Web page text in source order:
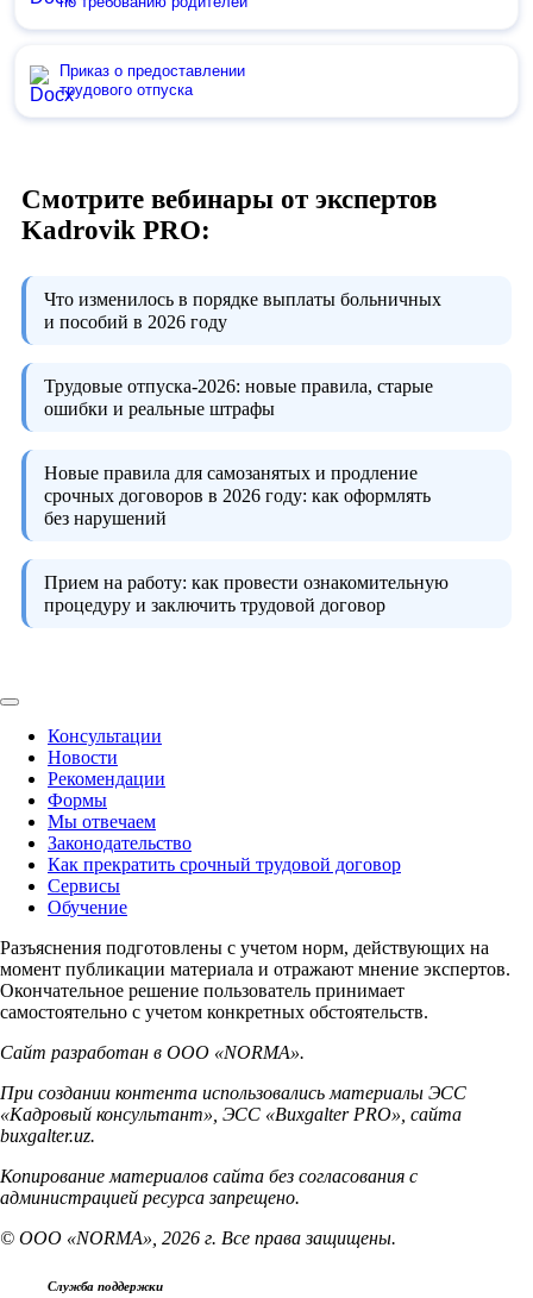
Приказ о предоставлении
трудового отпуска
Смотрите вебинары от экспертов
Kadrovik PRO:
Что изменилось в порядке выплаты больничных
и пособий в 2026 году
Трудовые отпуска-2026: новые правила, старые
ошибки и реальные штрафы
Новые правила для самозанятых и продление
срочных договоров в 2026 году: как оформлять
без нарушений
Прием на работу: как провести ознакомительную
процедуру и заключить трудовой договор
Консультации
Новости
Рекомендации
Формы
Мы отвечаем
Законодательство
Как прекратить срочный трудовой договор
Сервисы
Обучение
Разъяснения подготовлены с учетом норм, действующих на
момент публикации материала и отражают мнение экспертов.
Окончательное решение пользователь принимает
самостоятельно с учетом конкретных обстоятельств.
Сайт разработан в ООО «NORMA».
При создании контента использовались материалы ЭСС
«Кадровый консультант», ЭСС «Buxgalter PRO», сайта
buxgalter.uz.
Копирование материалов сайта без согласования с
администрацией ресурса запрещено.
© ООО «NORMA», 2026 г. Все права защищены.
Служба поддержки